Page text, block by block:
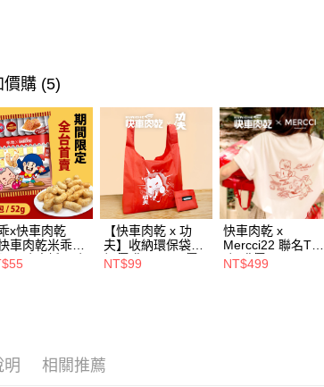
價購 (5)
x快車肉乾
車肉乾米乖
原味脆紙口味-
界雙霸王首度
【快車肉乾 x 功
夫】收納環保袋🧨
加價購99元(原價
199元)
NT$99
快車肉乾 x
Mercci22 聯名T恤
*加購價499元
NT$499
明 相關推薦